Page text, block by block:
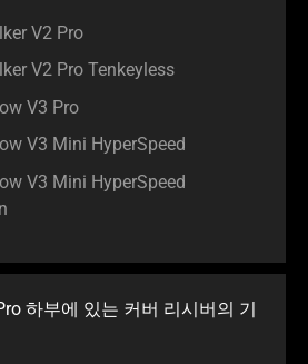
V2 Pro
V2 Pro Tenkeyless
V3 Pro
V3 Mini HyperSpeed
V3 Mini HyperSpeed
하부에 있는 커버 리시버의 기